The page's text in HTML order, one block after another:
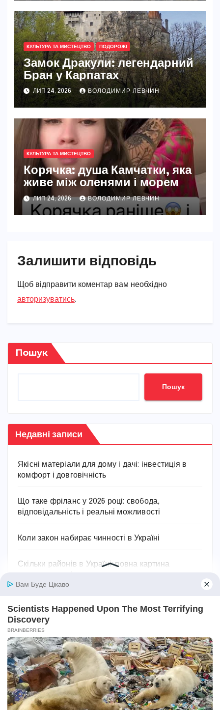
КУЛЬТУРА ТА МИСТЕЦТВО ПОДОРОЖІ
Замок Дракули: легендарний
Бран у Карпатах
ЛИП 24, 2026 ВОЛОДИМИР ЛЕВЧИН
КУЛЬТУРА ТА МИСТЕЦТВО
Корячка: душа Камчатки, яка
живе між оленями і морем
ЛИП 24, 2026 ВОЛОДИМИР ЛЕВЧИН
Залишити відповідь
Щоб відправити коментар вам необхідно
авторизуватись.
Пошук
Пошук
Недавні записи
Якісні матеріали для дому і дачі: інвестиція в
комфорт і довговічність
Що таке фріланс у 2026 році: свобода,
відповідальність і реальні можливості
Коли закон набирає чинності в Україні
Скільки районів в Україні: повна картина
змінювалася і на що впливає
Останні коментарі
Ольга доЯк лікувати пієлонефрит в домашніх
умовах: вичерпний посібник